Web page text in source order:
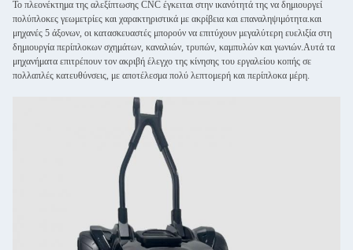
Το πλεονέκτημα της αλεξίπτωσης CNC έγκειται στην ικανότητά της να δημιουργεί
πολύπλοκες γεωμετρίες και χαρακτηριστικά με ακρίβεια και επαναληψιμότητα.και
μηχανές 5 άξονων, οι κατασκευαστές μπορούν να επιτύχουν μεγαλύτερη ευελιξία στη
δημιουργία περίπλοκων σχημάτων, καναλιών, τρυπών, καμπυλών και γωνιών.Αυτά τα
μηχανήματα επιτρέπουν τον ακριβή έλεγχο της κίνησης του εργαλείου κοπής σε
πολλαπλές κατευθύνσεις, με αποτέλεσμα πολύ λεπτομερή και περίπλοκα μέρη.